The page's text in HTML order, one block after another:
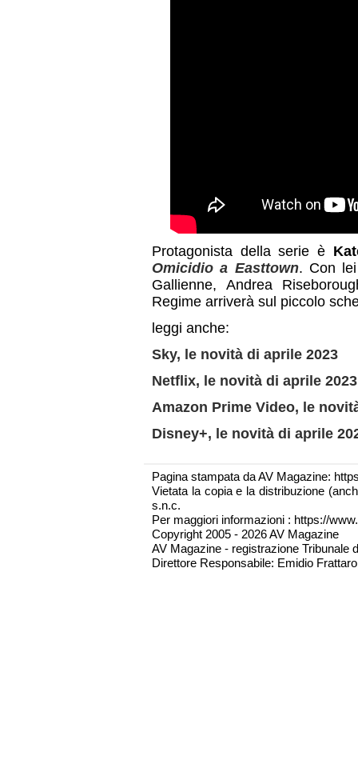
Protagonista della serie è
Omicidio a Easttown. Con
Gallienne, Andrea
Regime arriverà sul piccolo
leggi anche:
Sky, le novità di aprile 2023
Netflix, le novità di aprile 2023
Amazon Prime Video, le
Disney+, le novità di aprile
Pagina stampata da AV Magazine:
Vietata la copia e la distribuzione
s.n.c.
Per maggiori informazioni : https://
Copyright 2005 - 2026 AV Magazine
AV Magazine - registrazione Tribunale
Direttore Responsabile: Emidio